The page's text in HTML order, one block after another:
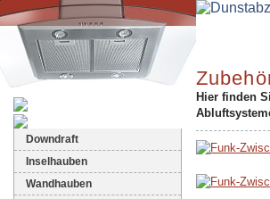
Downdraft
Inselhauben
Wandhauben
Hier finden